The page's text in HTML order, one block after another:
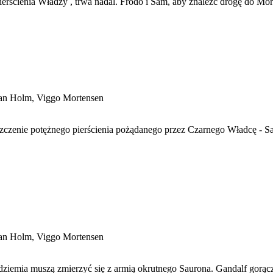
Holm, Viggo Mortensen
potężnego pierścienia pożądanego przez Czarnego Władcę -
Holm, Viggo Mortensen
muszą zmierzyć się z armią okrutnego Saurona. Gandalf